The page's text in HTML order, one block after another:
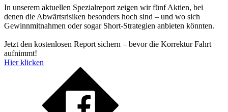
In unserem aktuellen Spezialreport zeigen wir fünf Aktien, bei
denen die Abwärtsrisiken besonders hoch sind – und wo sich
Gewinnmitnahmen oder sogar Short-Strategien anbieten könnten.
Jetzt den kostenlosen Report sichern – bevor die Korrektur Fahrt
aufnimmt!
Hier klicken